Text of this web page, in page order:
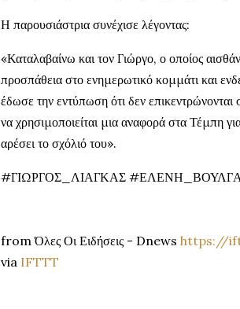
Η παρουσιάστρια συνέχισε λέγοντας:
«Καταλαβαίνω και τον Γιώργο, ο οποίος
προσπάθεια στο ενημερωτικό κομμάτι και
έδωσε την εντύπωση ότι δεν
να χρησιμοποιείται μια αναφορά στα Τέμπη
αρέσει το σχόλιό του».
#ΓΙΩΡΓΟΣ_ΛΙΑΓΚΑΣ
from Όλες Οι Ειδήσεις - Dnews https://
via IFTTT